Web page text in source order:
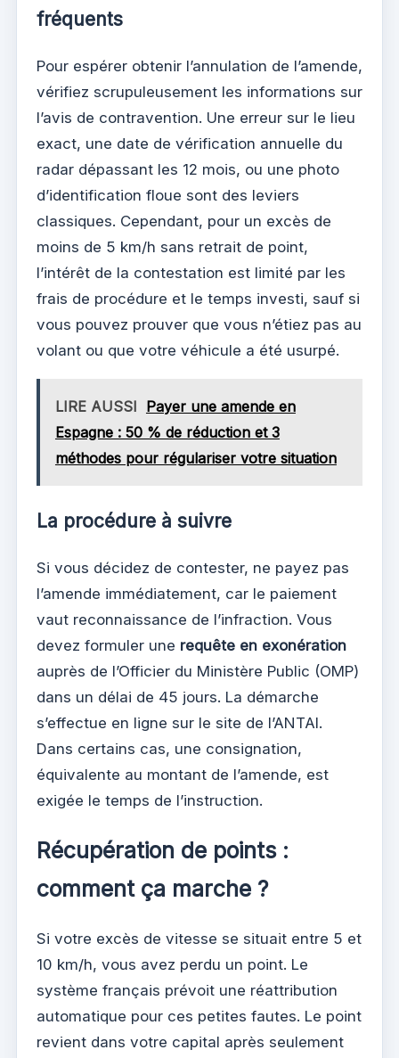
fréquents
Pour espérer obtenir l’annulation de l’amende,
vérifiez scrupuleusement les informations sur
l’avis de contravention. Une erreur sur le lieu
exact, une date de vérification annuelle du
radar dépassant les 12 mois, ou une photo
d’identification floue sont des leviers
classiques. Cependant, pour un excès de
moins de 5 km/h sans retrait de point,
l’intérêt de la contestation est limité par les
frais de procédure et le temps investi, sauf si
vous pouvez prouver que vous n’étiez pas au
volant ou que votre véhicule a été usurpé.
LIRE AUSSI Payer une amende en
Espagne : 50 % de réduction et 3
méthodes pour régulariser votre situation
La procédure à suivre
Si vous décidez de contester, ne payez pas
l’amende immédiatement, car le paiement
vaut reconnaissance de l’infraction. Vous
devez formuler une requête en exonération
auprès de l’Officier du Ministère Public (OMP)
dans un délai de 45 jours. La démarche
s’effectue en ligne sur le site de l’ANTAI.
Dans certains cas, une consignation,
équivalente au montant de l’amende, est
exigée le temps de l’instruction.
Récupération de points :
comment ça marche ?
Si votre excès de vitesse se situait entre 5 et
10 km/h, vous avez perdu un point. Le
système français prévoit une réattribution
automatique pour ces petites fautes. Le point
revient dans votre capital après seulement